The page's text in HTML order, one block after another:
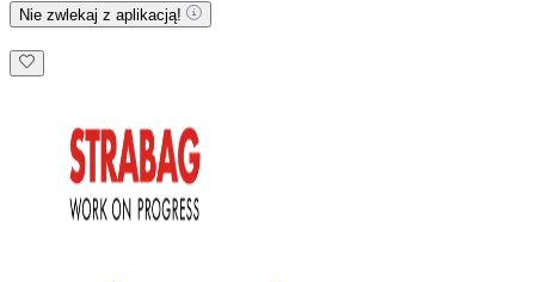
Nie zwlekaj z aplikacją!